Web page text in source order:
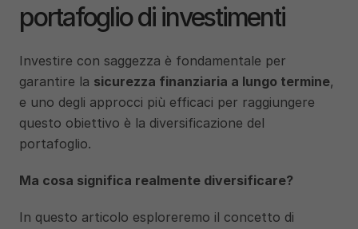
portafoglio di investimenti
Investire con saggezza è fondamentale per
garantire la sicurezza finanziaria a lungo termine,
e uno degli approcci più efficaci per raggiungere
questo obiettivo è la diversificazione del
portafoglio.
Ma cosa significa realmente diversificare?
In questo articolo esploreremo il concetto di